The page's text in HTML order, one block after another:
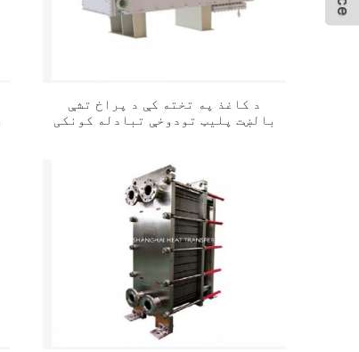
د کاغذ په تخته کې د پراخ تشې
بالښت پلیټ تودوخې تبادله کونکی